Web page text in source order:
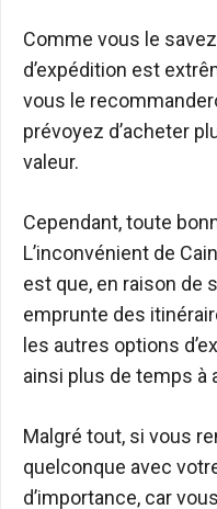
Comme vous le
d’expédition est
vous le
prévoyez d’acheter
valeur.
Cependant, toute
L’inconvénient de
est que, en raison de
emprunte des
les autres options
ainsi plus de temps à
Malgré tout, si vous
quelconque avec
d’importance, car